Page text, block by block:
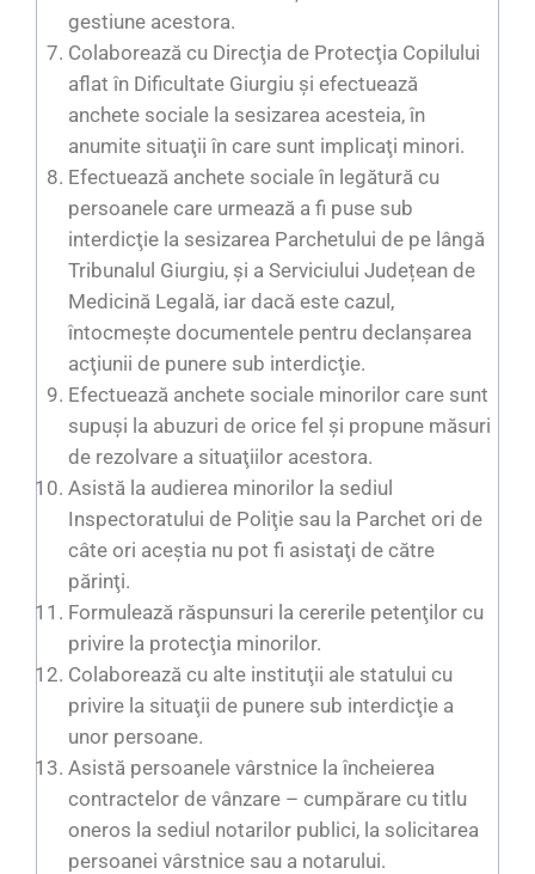
gestiune acestora.
Colaborează cu Direcţia de Protecţia Copilului
aflat în Dificultate Giurgiu şi efectuează
anchete sociale la sesizarea acesteia, în
anumite situaţii în care sunt implicaţi minori.
Efectuează anchete sociale în legătură cu
persoanele care urmează a fi puse sub
interdicţie la sesizarea Parchetului de pe lângă
Tribunalul Giurgiu, și a Serviciului Județean de
Medicină Legală, iar dacă este cazul,
întocmeşte documentele pentru declanşarea
acţiunii de punere sub interdicţie.
Efectuează anchete sociale minorilor care sunt
supuşi la abuzuri de orice fel şi propune măsuri
de rezolvare a situaţiilor acestora.
Asistă la audierea minorilor la sediul
Inspectoratului de Poliţie sau la Parchet ori de
câte ori aceştia nu pot fi asistaţi de către
părinţi.
Formulează răspunsuri la cererile petenţilor cu
privire la protecţia minorilor.
Colaborează cu alte instituţii ale statului cu
privire la situaţii de punere sub interdicţie a
unor persoane.
Asistă persoanele vârstnice la încheierea
contractelor de vânzare – cumpărare cu titlu
oneros la sediul notarilor publici, la solicitarea
persoanei vârstnice sau a notarului.